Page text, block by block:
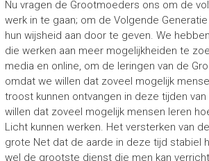
Nu vragen de Grootmoeders ons om de
werk in te gaan; om de Volgende
hun wijsheid aan door te geven. We
die werken aan meer mogelijkheiden te
media en online, om de leringen van de
omdat we willen dat zoveel mogelijk
troost kunnen ontvangen in deze tijden
willen dat zoveel mogelijk mensen leren
Licht kunnen werken. Het versterken van
grote Net dat de aarde in deze tijd stabiel
wel de grootste dienst die men kan